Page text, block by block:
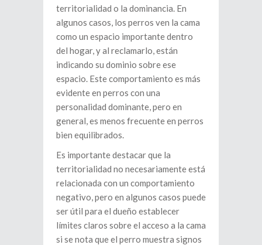
territorialidad o la dominancia. En
algunos casos, los perros ven la cama
como un espacio importante dentro
del hogar, y al reclamarlo, están
indicando su dominio sobre ese
espacio. Este comportamiento es más
evidente en perros con una
personalidad dominante, pero en
general, es menos frecuente en perros
bien equilibrados.
Es importante destacar que la
territorialidad no necesariamente está
relacionada con un comportamiento
negativo, pero en algunos casos puede
ser útil para el dueño establecer
límites claros sobre el acceso a la cama
si se nota que el perro muestra signos